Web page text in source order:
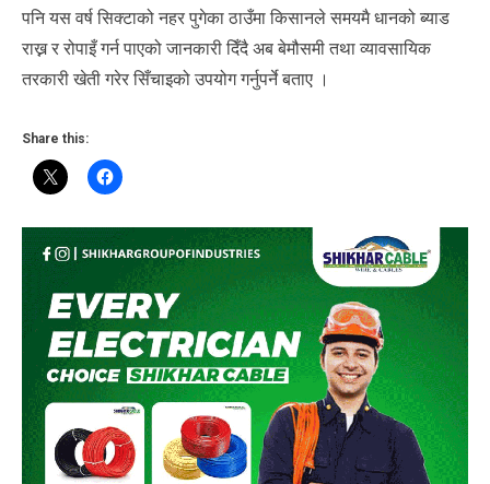
पनि यस वर्ष सिक्टाको नहर पुगेका ठाउँमा किसानले समयमै धानको ब्याड
राख्न र रोपाइँ गर्न पाएको जानकारी दिँदै अब बेमौसमी तथा व्यावसायिक
तरकारी खेती गरेर सिँचाइको उपयोग गर्नुपर्ने बताए ।
Share this: